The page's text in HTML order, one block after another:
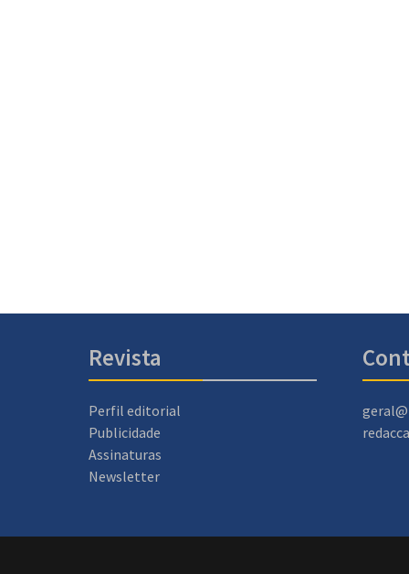
Revista
Perfil editorial
Publicidade
Assinaturas
Newsletter